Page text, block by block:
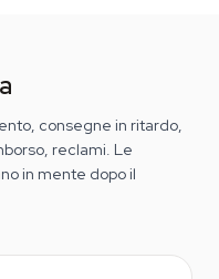
consegne in ritardo,
reclami. Le
in mente dopo il